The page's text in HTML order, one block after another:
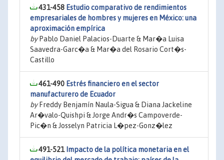
431-458 Estudio comparativo de rendimientos
empresariales de hombres y mujeres en México: una
aproximación empírica
byPablo Daniel Palacios-Duarte & Mar�a Luisa
Saavedra-Garc�a & Mar�a del Rosario Cort�s-
Castillo
461-490 Estrés financiero en el sector
manufacturero de Ecuador
byFreddy Benjamín Naula-Sigua & Diana Jackeline
Ar�valo-Quishpi & Jorge Andr�s Campoverde-
Pic�n & Josselyn Patricia L�pez-Gonz�lez
491-521 Impacto de la política monetaria en el